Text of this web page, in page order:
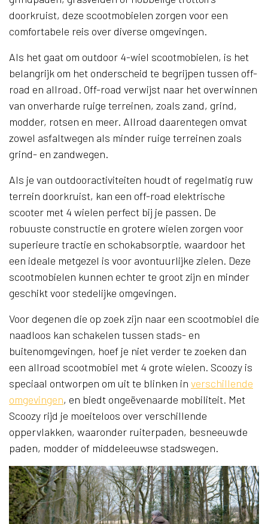
doorkruist, deze scootmobielen zorgen voor een
comfortabele reis over diverse omgevingen.
Als het gaat om outdoor 4-wiel scootmobielen, is het
belangrijk om het onderscheid te begrijpen tussen off-
road en allroad. Off-road verwijst naar het overwinnen
van onverharde ruige terreinen, zoals zand, grind,
modder, rotsen en meer. Allroad daarentegen omvat
zowel asfaltwegen als minder ruige terreinen zoals
grind- en zandwegen.
Als je van outdooractiviteiten houdt of regelmatig ruw
terrein doorkruist, kan een off-road elektrische
scooter met 4 wielen perfect bij je passen. De
robuuste constructie en grotere wielen zorgen voor
superieure tractie en schokabsorptie, waardoor het
een ideale metgezel is voor avontuurlijke zielen. Deze
scootmobielen kunnen echter te groot zijn en minder
geschikt voor stedelijke omgevingen.
Voor degenen die op zoek zijn naar een scootmobiel die
naadloos kan schakelen tussen stads- en
buitenomgevingen, hoef je niet verder te zoeken dan
een allroad scootmobiel met 4 grote wielen. Scoozy is
speciaal ontworpen om uit te blinken in verschillende
omgevingen, en biedt ongeëvenaarde mobiliteit. Met
Scoozy rijd je moeiteloos over verschillende
oppervlakken, waaronder ruiterpaden, besneeuwde
paden, modder of middeleeuwse stadswegen.